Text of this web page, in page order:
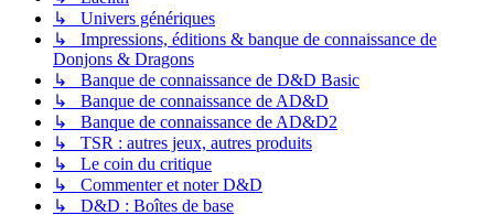
↳ Univers génériques
↳ Impressions, éditions & banque de connaissance de
Donjons & Dragons
↳ Banque de connaissance de D&D Basic
↳ Banque de connaissance de AD&D
↳ Banque de connaissance de AD&D2
↳ TSR : autres jeux, autres produits
↳ Le coin du critique
↳ Commenter et noter D&D
↳ D&D : Boîtes de base